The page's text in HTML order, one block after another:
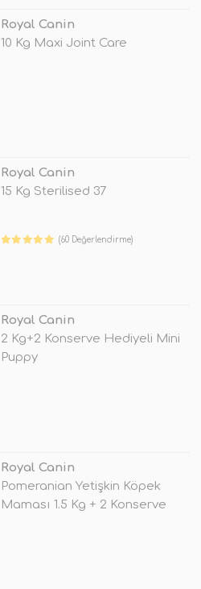
Royal Canin
10 Kg Maxi Joint Care
Royal Canin
15 Kg Sterilised 37
(60 Değerlendirme)
Royal Canin
2 Kg+2 Konserve Hediyeli Mini
Puppy
Royal Canin
Pomeranian Yetişkin Köpek
Maması 1.5 Kg + 2 Konserve